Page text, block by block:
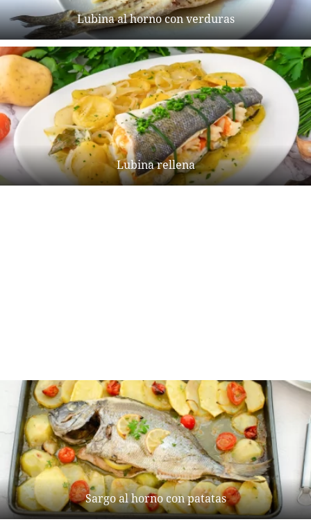
Lubina al horno con verduras
Lubina rellena
Sargo al horno con patatas